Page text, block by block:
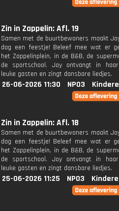
Zin in Zappelin: Afl. 19
Samen met de buurtbewoners maakt
dag een feestje! Beleef mee wat er
het Zappelinplein, in de B&B, de
de sportschool. Joy ontvangt in
leuke gasten en zingt dansbare liedjes.
26-06-2026 11:30 NPO3
Zin in Zappelin: Afl. 18
Samen met de buurtbewoners maakt
dag een feestje! Beleef mee wat er
het Zappelinplein, in de B&B, de
de sportschool. Joy ontvangt in
leuke gasten en zingt dansbare liedjes.
25-06-2026 11:25 NPO3